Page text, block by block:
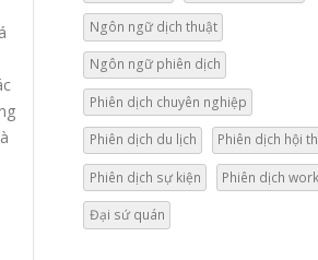
Ngôn ngữ dịch thuật
Ngôn ngữ phiên dịch
Phiên dịch chuyên nghiệp
Phiên dịch du lịch Phiên dịch hội
Phiên dịch sự kiện Phiên dịch
Đại sứ quán